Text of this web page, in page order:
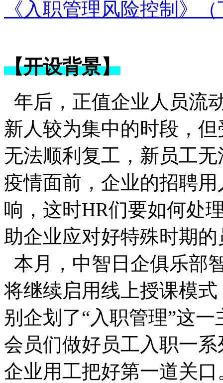
《入职管理风险控制》
【开设背景】
年后，正值企业人员流
新人较为集中的时段，
无法顺利复工，新员工
疫情面前，企业的招聘
响，这时HR们要如何处
助企业应对好特殊时期
本月，中智日企俱乐部
将继续启用线上授课模
别企划了“入职管理”这
会员们做好员工入职一
企业用工把好第一道关口